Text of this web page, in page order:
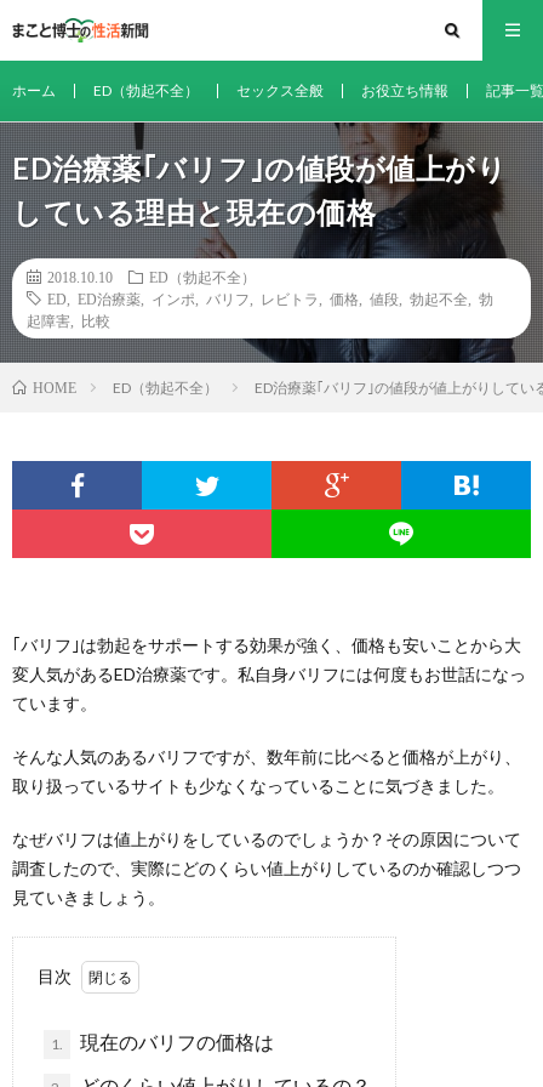
ホーム ED（勃起不全） セックス全般 お役立ち情報 記事一覧
ED治療薬｢バリフ｣の値段が値上がり
している理由と現在の価格
2018.10.10
ED（勃起不全）
ED
ED治療薬 インポ バリフ レビトラ 価格 値段 勃起不全
勃
起障害
比較
HOME ED（勃起不全） ED治療薬｢バリフ｣の値段が値上がりしてい
｢バリフ｣は勃起をサポートする効果が強く、価格も安いことから大
変人気があるED治療薬です。私自身バリフには何度もお世話になっ
ています。
そんな人気のあるバリフですが、数年前に比べると価格が上がり、
取り扱っているサイトも少なくなっていることに気づきました。
なぜバリフは値上がりをしているのでしょうか？その原因について
調査したので、実際にどのくらい値上がりしているのか確認しつつ
見ていきましょう。
目次
1. 現在のバリフの価格は